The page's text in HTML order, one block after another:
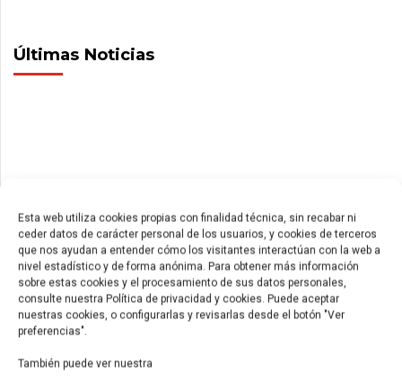
Esta web utiliza cookies propias con finalidad técnica, sin recabar ni
ceder datos de carácter personal de los usuarios, y cookies de terceros
que nos ayudan a entender cómo los visitantes interactúan con la web a
nivel estadístico y de forma anónima. Para obtener más información
sobre estas cookies y el procesamiento de sus datos personales,
consulte nuestra Política de privacidad y cookies. Puede aceptar
nuestras cookies, o configurarlas y revisarlas desde el botón "Ver
preferencias".
También puede ver nuestra
Últimas Noticias
Cisternas de uso militar
junio 15, 2026